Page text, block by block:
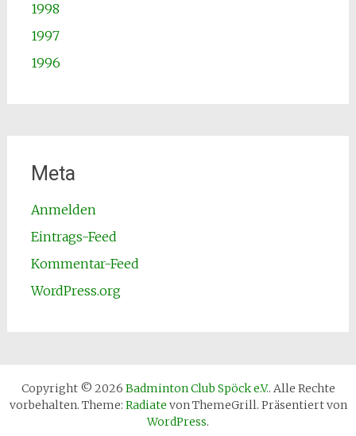
1998
1997
1996
Meta
Anmelden
Eintrags-Feed
Kommentar-Feed
WordPress.org
Copyright © 2026 Badminton Club Spöck e.V.. Alle Rechte
vorbehalten. Theme: Radiate von ThemeGrill. Präsentiert von
WordPress.